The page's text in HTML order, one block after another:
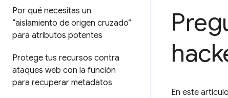
Por qué necesitas un
“aislamiento de origen cruzado”
para atributos potentes
Protege tus recursos contra
ataques web con la función
para recuperar metadatos
En este